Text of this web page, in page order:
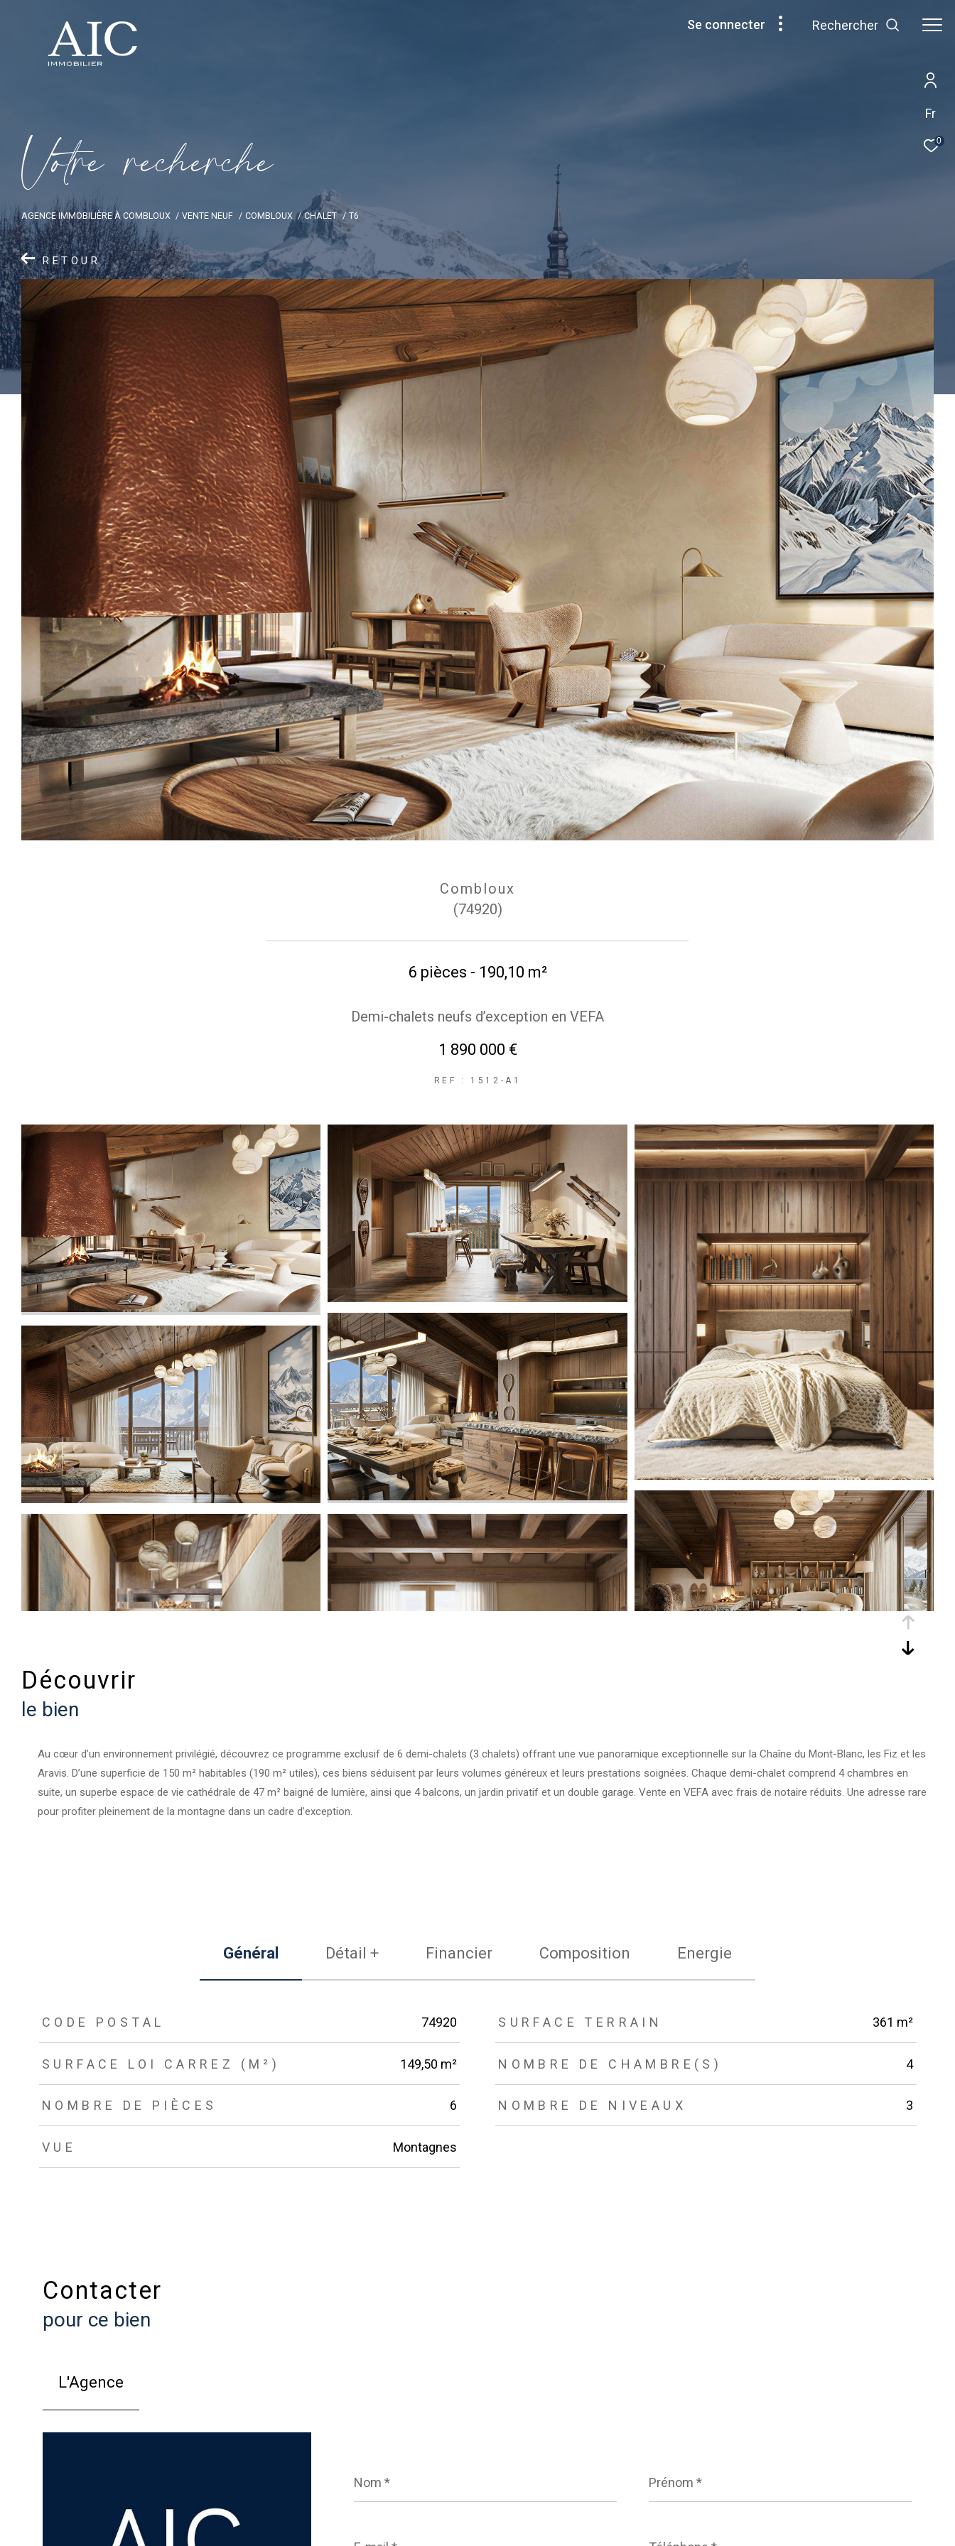
Fr
0
se connecter Rechercher
Votre recherche
AGENCE IMMOBILIÈRE À COMBLOUX VENTE NEUF COMBLOUX CHALET T6
RETOUR
Combloux
(74920)
6 pièces - 190,10 m²
Demi-chalets neufs d’exception en VEFA
1 890 000 €
REF : 1512-A1
découvrir
le bien
Au cœur d’un environnement privilégié, découvrez ce programme exclusif de 6 demi-chalets (3 chalets) offrant une vue panoramique exceptionnelle sur la Chaîne du Mont-Blanc, les Fiz et les
Aravis. D’une superficie de 150 m² habitables (190 m² utiles), ces biens séduisent par leurs volumes généreux et leurs prestations soignées. Chaque demi-chalet comprend 4 chambres en
suite, un superbe espace de vie cathédrale de 47 m² baigné de lumière, ainsi que 4 balcons, un jardin privatif et un double garage. Vente en VEFA avec frais de notaire réduits. Une adresse rare
pour profiter pleinement de la montagne dans un cadre d’exception.
Général Détail + Financier Composition Energie
TRAD_ZEPHYR_Caracteristique
CODE POSTAL 74920 SURFACE TERRAIN 361 m²
SURFACE LOI CARREZ (M²) 149,50 m² NOMBRE DE CHAMBRE(S) 4
NOMBRE DE PIÈCES 6 NOMBRE DE NIVEAUX 3
VUE Montagnes
Contacter
pour ce bien
L'Agence
*
*
mail
*